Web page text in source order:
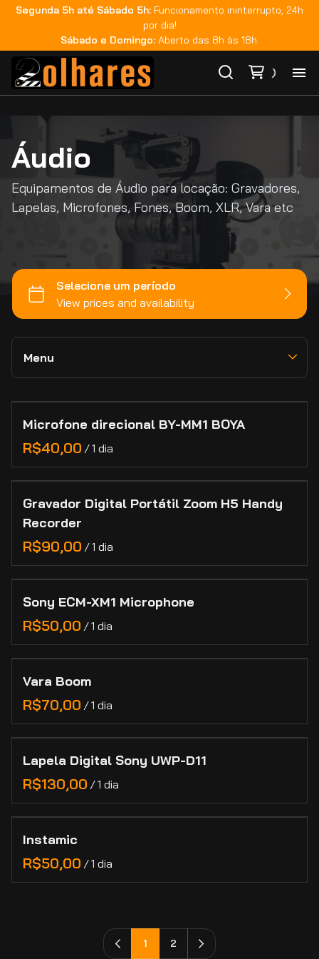
Segunda 5h até Sábado 5h: Funcionamento ininterrupto, 24h
por dia!
Sábado e Domingo: Aberto das 8h às 18h.
Áudio
Equipamentos de Áudio para locação: Gravadores,
Lapelas, Microfones, Fones, Boom, XLR, Vara etc
Menu
Home
Categorias
Bateria e Acessórios
Estabilizadores
Lentes
Marcas
Teradek
Fujinon
Zeiss
Rokinon
GoPro
Tilta
DJI
Sandisk
Metabones
Viltrox
Zhiyun
RED
Feelworld
Manutenção de Lentes de Cinema
Contato
Cadastro
Microfone direcional BY-MM1 BOYA
/
Gravador Digital Portátil Zoom H5 Handy
Recorder
/
Sony ECM-XM1 Microphone
/
Vara Boom
/
Lapela Digital Sony UWP-D11
/
Instamic
/
1 2